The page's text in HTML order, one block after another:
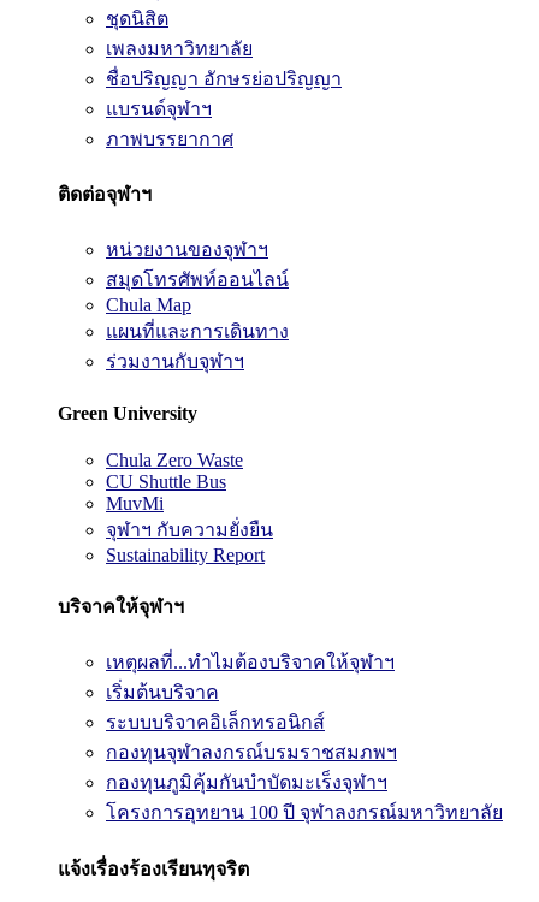
ชุดนิสิต
เพลงมหาวิทยาลัย
ชื่อปริญญา อักษรย่อปริญญา
แบรนด์จุฬาฯ
ภาพบรรยากาศ
ติดต่อจุฬาฯ
หน่วยงานของจุฬาฯ
สมุดโทรศัพท์ออนไลน์
Chula Map
แผนที่และการเดินทาง
ร่วมงานกับจุฬาฯ
Green University
Chula Zero Waste
CU Shuttle Bus
MuvMi
จุฬาฯ กับความยั่งยืน
Sustainability Report
บริจาคให้จุฬาฯ
เหตุผลที่...ทำไมต้องบริจาคให้จุฬาฯ
เริ่มต้นบริจาค
ระบบบริจาคอิเล็กทรอนิกส์
กองทุนจุฬาลงกรณ์บรมราชสมภพฯ
กองทุนภูมิคุ้มกันบำบัดมะเร็งจุฬาฯ
โครงการอุทยาน 100 ปี จุฬาลงกรณ์มหาวิทยาลัย
แจ้งเรื่องร้องเรียนทุจริต